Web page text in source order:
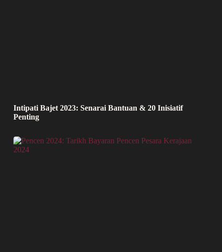
Intipati Bajet 2023: Senarai Bantuan & 20 Inisiatif
Penting